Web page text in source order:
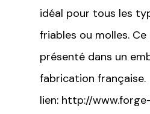
idéal pour tous les
friables ou molles.
présenté dans un
fabrication française.
lien: http://